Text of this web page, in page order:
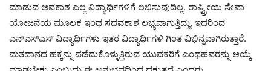
ಮಾಡುವ ಅವಕಾಶ ಎಲ್ಲ ವಿದ್ಯಾರ್ಥಿಗಳಿಗೆ ಲಭಿಸುವುದಿಲ್ಲ. ರಾಷ್ಟ್ರೀಯ ಸೇವಾ
ಯೋಜನೆಯ ಮೂಲಕ ಇಂಥ ಸದವಕಾಶ ಲಭ್ಯವಾಗುತ್ತಿದ್ದು, ಇದರಿಂದ
ಎನ್‌ಎಸ್‌ಎಸ್ ವಿದ್ಯಾರ್ಥಿಗಳು ಇತರ ವಿದ್ಯಾರ್ಥಿಗಳಿ ಗಿಂತ ವಿಭಿನ್ನವಾಗಿರುತ್ತಾರೆ.
ಮತದಾನದ ಹಕ್ಕನ್ನು ಪಡೆದುಕೊಳ್ಳುತ್ತಿರುವ ಯುವಕರಿಗೆ ಎಂಥಹವರನ್ನು ಆಯ್ಕೆ